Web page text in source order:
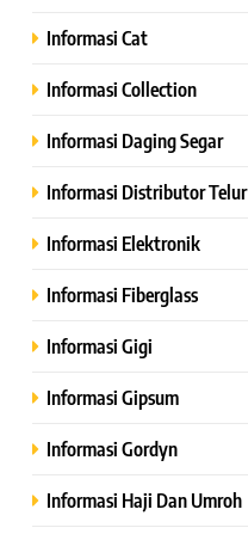
Informasi Cat
Informasi Collection
Informasi Daging Segar
Informasi Distributor Telur
Informasi Elektronik
Informasi Fiberglass
Informasi Gigi
Informasi Gipsum
Informasi Gordyn
Informasi Haji Dan Umroh